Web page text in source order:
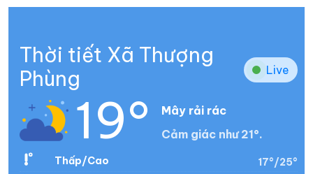
Thời tiết Xã Thượng
Phùng
Live
19°
Mây rải rác
Cảm giác như 21°.
Thấp/Cao
17°/25°